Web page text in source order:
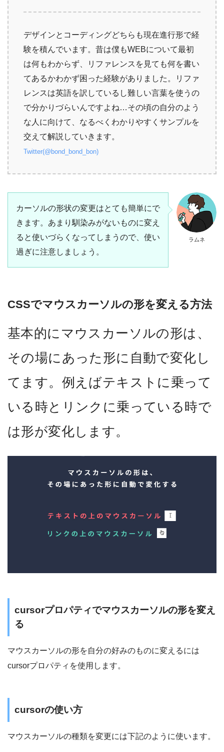
デザインとコーディングどちらも現在進行形で経
験を積んでいます。昔は僕もWEBについて最初
は何もわからず、リファレンスを見ても何を書い
てあるかわかず困った経験がありました。リファ
レンスは英語を訳しているし難しい言葉を使うの
で分かりづらいんですよね…その頃の自分のよう
な人に向けて、なるべくわかりやすくサンプルを
交えて解説していきます。
Twitter(@bond_bond_bon)
ラムネ
カーソルの形状の変更はとても簡単にで
きます。あまり馴染みがないものに変え
ると使いづらくなってしまうので、使い
過ぎに注意しましょう。
CSSでマウスカーソルの形を変える方法
基本的にマウスカーソルの形は、
その場にあった形に自動で変化し
てます。例えばテキストに乗って
いる時とリンクに乗っている時で
は形が変化します。
cursorプロパティでマウスカーソルの形を変え
る
マウスカーソルの形を自分の好みのものに変えるには
cursorプロパティを使用します。
cursorの使い方
マウスカーソルの種類を変更には下記のように使います。